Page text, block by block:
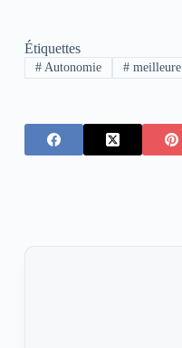
Étiquettes
#Autonomie #meilleure